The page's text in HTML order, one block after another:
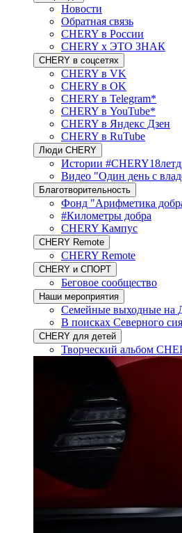
Новости
Обратная связь
CHERY в России
CHERY x ЭТО ЗНАК
CHERY в соцсетях
CHERY в VK
CHERY в OK
CHERY в Telegram*
CHERY в YouTube*
CHERY в Яндекс Дзен
CHERY в RuTube
Люди CHERY
Истории
Видео "Один день с
Благотворительность
Фонд "Арифметика
#Километры добра
CHERY Кампус
CHERY Remote
CHERY Remote
CHERY и СПОРТ
Беговое сообщество
Наши мероприятия
Семейные выходные на
В поисках Северного
CHERY для детей
Творческий альбом